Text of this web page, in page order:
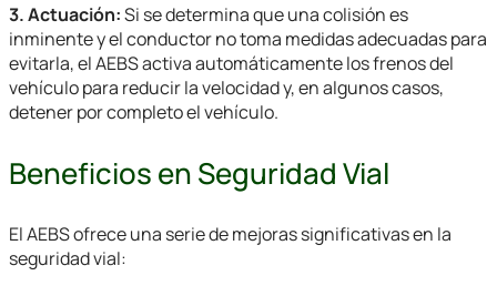
3. Actuación:Si se determina que una colisión es
inminente y el conductor no toma medidas adecuadas para
evitarla, el AEBS activa automáticamente los frenos del
vehículo para reducir la velocidad y, en algunos casos,
detener por completo el vehículo.
Beneficios en Seguridad Vial
El AEBS ofrece una serie de mejoras significativas en la
seguridad vial: